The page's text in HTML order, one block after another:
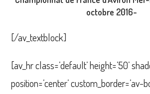
octobre 2016-
[/av_textblock]
[av_hr class=’default’ height=’50’
position=’center’ custom_border=’av-